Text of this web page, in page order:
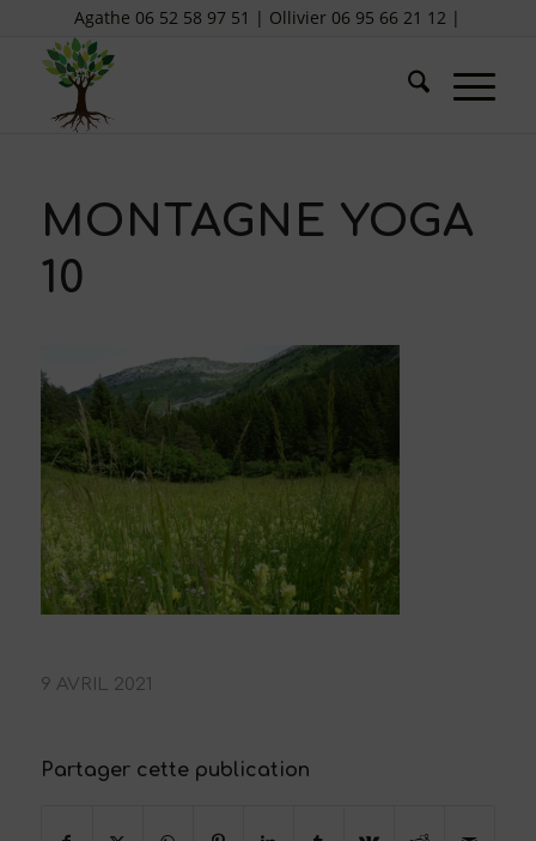
Agathe 06 52 58 97 51 | Ollivier 06 95 66 21 12 |
MONTAGNE YOGA
10
9 AVRIL 2021
Partager cette publication